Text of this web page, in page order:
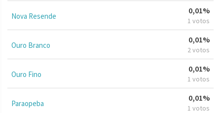
Nova Resende
0,01%
1 votos
Ouro Branco
0,01%
2 votos
Ouro Fino
0,01%
1 votos
Paraopeba
0,01%
1 votos